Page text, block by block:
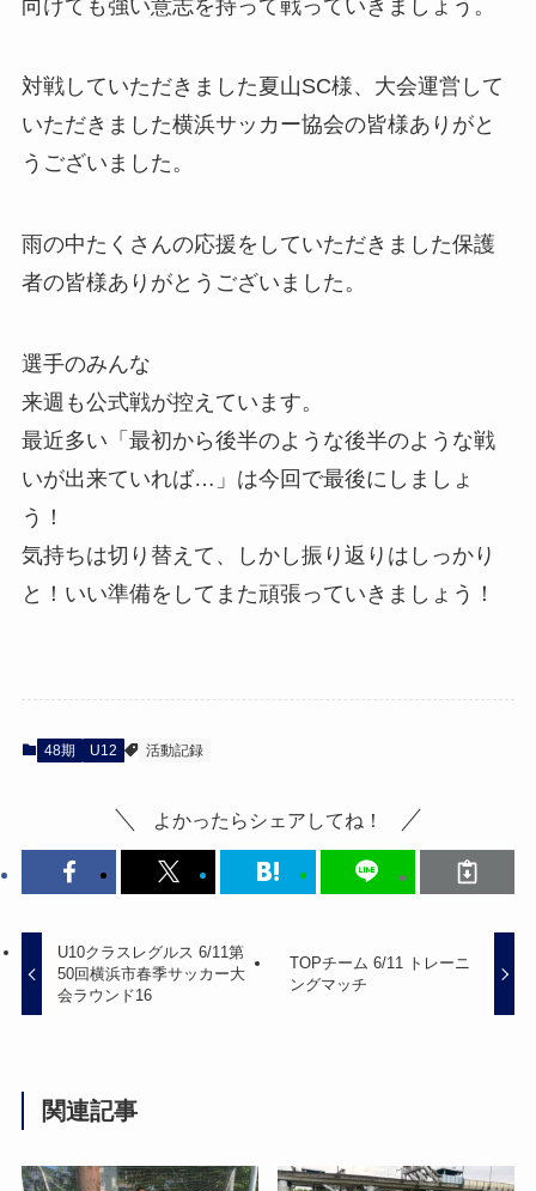
向けても強い意志を持って戦っていきましょう。
対戦していただきました夏山SC様、大会運営して
いただきました横浜サッカー協会の皆様ありがと
うございました。
雨の中たくさんの応援をしていただきました保護
者の皆様ありがとうございました。
選手のみんな
来週も公式戦が控えています。
最近多い「最初から後半のような後半のような戦
いが出来ていれば…」は今回で最後にしましょ
う！
気持ちは切り替えて、しかし振り返りはしっかり
と！いい準備をしてまた頑張っていきましょう！
48期 U12 活動記録
よかったらシェアしてね！
U10クラスレグルス 6/11第
50回横浜市春季サッカー大
会ラウンド16
TOPチーム 6/11 トレーニ
ングマッチ
関連記事